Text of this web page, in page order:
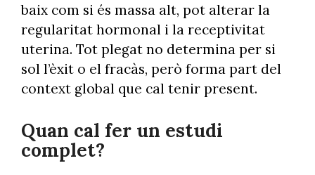
baix com si és massa alt, pot alterar la
regularitat hormonal i la receptivitat
uterina. Tot plegat no determina per si
sol l’èxit o el fracàs, però forma part del
context global que cal tenir present.
Quan cal fer un estudi
complet?